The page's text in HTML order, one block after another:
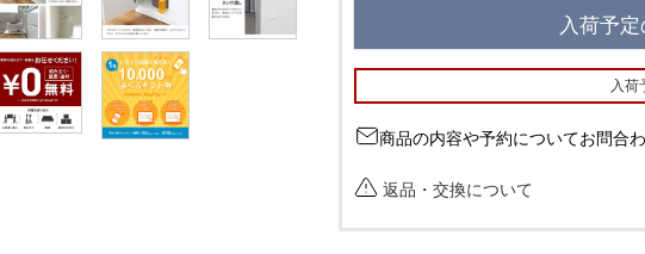
入荷予
入荷
商品の内容や予約についてお問合
返品・交換について